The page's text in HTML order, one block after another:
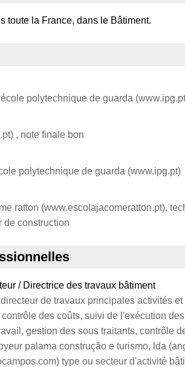
toute la France, dans le Bâtiment.
polytechnique de guarda
, note finale bon
polytechnique de guarda (www.ipg.pt)
ratton (www.escolajacomeratton.pt),
de construction
/ Directrice des travaux bâtiment
de travaux principales activités
des coûts, suivi de l'exécution
gestion des sous traitants, contrôle
palama construção e turismo, lda
type ou secteur d'activité